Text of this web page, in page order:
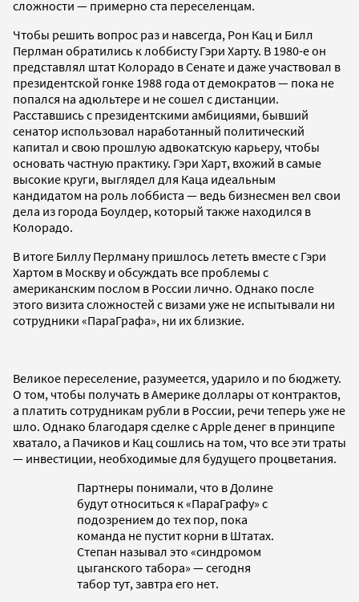
сложности — примерно ста переселенцам.
Чтобы решить вопрос раз и навсегда, Рон Кац и Билл
Перлман обратились к лоббисту Гэри Харту. В 1980-е он
представлял штат Колорадо в Сенате и даже участвовал в
президентской гонке 1988 года от демократов — пока не
попался на адюльтере и не сошел с дистанции.
Расставшись с президентскими амбициями, бывший
сенатор использовал наработанный политический
капитал и свою прошлую адвокатскую карьеру, чтобы
основать частную практику. Гэри Харт, вхожий в самые
высокие круги, выглядел для Каца идеальным
кандидатом на роль лоббиста — ведь бизнесмен вел свои
дела из города Боулдер, который также находился в
Колорадо.
В итоге Биллу Перлману пришлось лететь вместе с Гэри
Хартом в Москву и обсуждать все проблемы с
американским послом в России лично. Однако после
этого визита сложностей с визами уже не испытывали ни
сотрудники «ПараГрафа», ни их близкие.
Великое переселение, разумеется, ударило и по бюджету.
О том, чтобы получать в Америке доллары от контрактов,
а платить сотрудникам рубли в России, речи теперь уже не
шло. Однако благодаря сделке с Apple денег в принципе
хватало, а Пачиков и Кац сошлись на том, что все эти траты
— инвестиции, необходимые для будущего процветания.
Партнеры понимали, что в Долине
будут относиться к «ПараГрафу» с
подозрением до тех пор, пока
команда не пустит корни в Штатах.
Степан называл это «синдромом
цыганского табора» — сегодня
табор тут, завтра его нет.